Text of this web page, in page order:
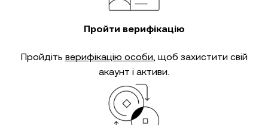
Пройти верифікацію
Пройдіть верифікацію особи, щоб захистити свій
акаунт і активи.